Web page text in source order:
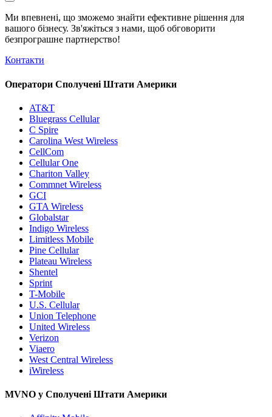
Ми впевнені, що зможемо знайти ефективне рішення для
вашого бізнесу. Зв'яжіться з нами, щоб обговорити
безпрограшне партнерство!
Контакти
Оператори Сполучені Штати Америки
AT&T
Bluegrass Cellular
C Spire
Carolina West Wireless
CellCom
Cellular One
Chariton Valley
Commnet Wireless
GCI
GTA Wireless
Globalstar
Indigo Wireless
Limitless Mobile
Pine Cellular
Plateau Wireless
Shentel
Sprint
T-Mobile
U.S. Cellular
Union Telephone
United Wireless
Verizon
Viaero
West Central Wireless
iWireless
MVNO у Сполучені Штати Америки